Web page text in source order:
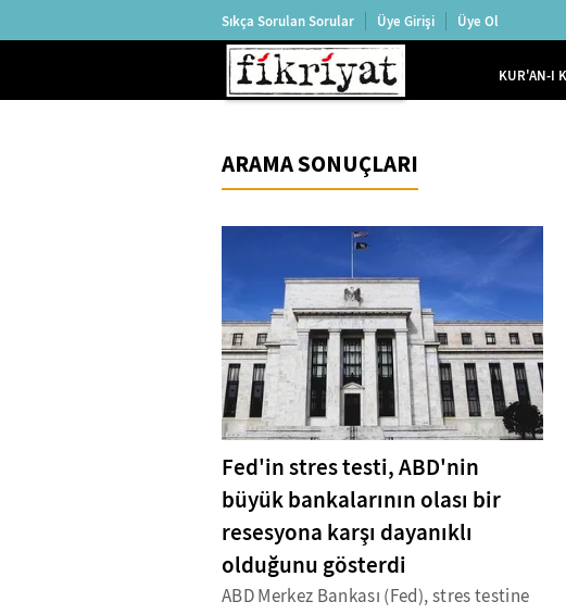
Sıkça Sorulan Sorular Üye Girişi Üye Ol
KUR'AN-I
ARAMA SONUÇLARI
Fed'in stres testi, ABD'nin
büyük bankalarının olası bir
resesyona karşı dayanıklı
olduğunu gösterdi
ABD Merkez Bankası (Fed), stres testine